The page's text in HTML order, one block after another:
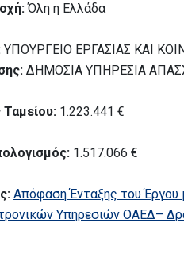
Όλη η Ελλάδα
ΥΠΟΥΡΓΕΙΟ ΕΡΓΑΣΙΑΣ ΚΑΙ
ΔΗΜΟΣΙΑ ΥΠΗΡΕΣΙΑ
1.223.441 €
1.517.066 €
Απόφαση Ένταξης του Έργου
Υπηρεσιών ΟΑΕΔ–